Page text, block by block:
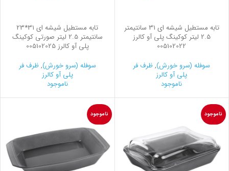
تابه مستطیل شیشه ای 31 سانتیمتر
2.5 لیتر کوکینگ پلی آو کالرز
005102022
سوفله (سرو خورش),ظرف فر
پلی آو کالرز
ناموجود
تابه مستطیل شیشه ای 31*23
سانتیمتر 2.5 لیتر صورتی کوکینگ
پلی آو کالرز 005102025
سوفله (سرو خورش),ظرف فر
پلی آو کالرز
ناموجود
ناموجود ناموجود